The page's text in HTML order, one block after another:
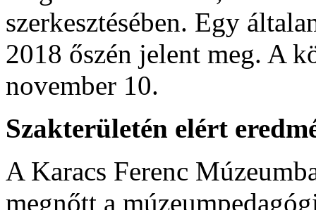
szerkesztésében. Egy
2018 őszén jelent meg. A
november 10.
Szakterületén elért
A Karacs Ferenc
megnőtt a